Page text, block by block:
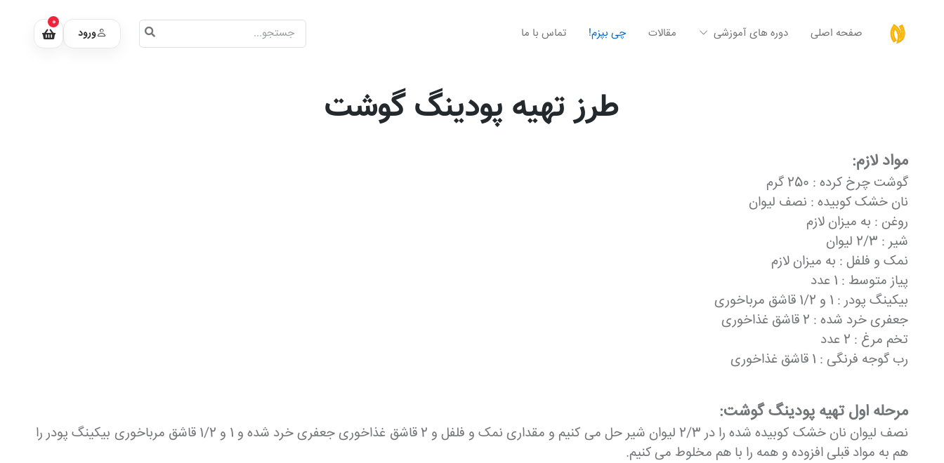
صفحه اصلی دوره های آموزشی مقالات چی بپزم! تماس با ما ورود
0
طرز تهیه پودینگ گوشت
مواد لازم:
گوشت چرخ کرده : 250 گرم
نان خشک کوبیده : نصف لیوان
روغن : به میزان لازم
شیر : 2/3 لیوان
نمک و فلفل : به میزان لازم
پیاز متوسط : 1 عدد
بیکینگ پودر : 1 و 1/2 قاشق مرباخوری
جعفری خرد شده : 2 قاشق غذاخوری
تخم مرغ : 2 عدد
رب گوجه فرنگی : 1 قاشق غذاخوری
مرحله اول تهیه پودینگ گوشت:
نصف لیوان نان خشک کوبیده شده را در 2/3 لیوان شیر حل می کنیم و مقداری نمک و فلفل و 2 قاشق غذاخوری جعفری خرد شده و 1 و 1/2 قاشق مرباخوری بیکینگ پودر را
هم به مواد قبلی افزوده و همه را با هم مخلوط می کنیم.